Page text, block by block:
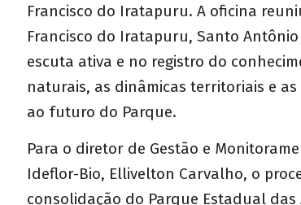
Francisco do Iratapuru. A oficina
Francisco do Iratapuru, Santo
escuta ativa e no registro do
naturais, as dinâmicas territoriais e
ao futuro do Parque.
Para o diretor de Gestão e
Ideflor-Bio, Ellivelton Carvalho, o
consolidação do Parque Estadual das